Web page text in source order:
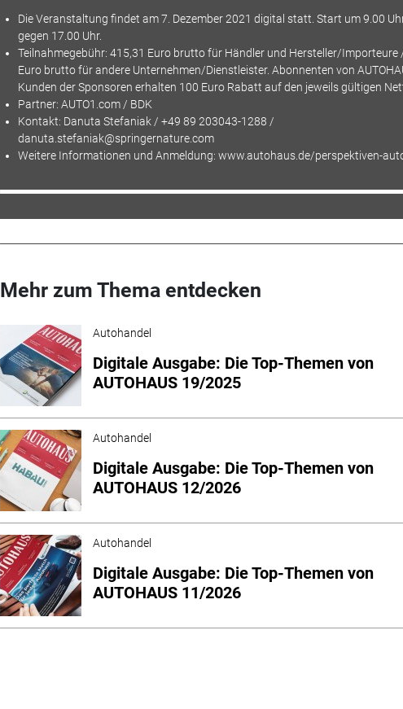
Die Veranstaltung findet am 7. Dezember 2021 digital statt. Start um 9.00
gegen 17.00 Uhr.
Teilnahmegebühr: 415,31 Euro brutto für Händler und Hersteller/Importeure
Euro brutto für andere Unternehmen/Dienstleister. Abonnenten von
Kunden der Sponsoren erhalten 100 Euro Rabatt auf den jeweils gültigen
Partner: AUTO1.com / BDK
Kontakt: Danuta Stefaniak / +49 89 203043-1288 /
danuta.stefaniak@springernature.com
Weitere Informationen und Anmeldung: www.autohaus.de/perspektiven-
Mehr zum Thema entdecken
Autohandel
Digitale Ausgabe: Die Top-Themen von
AUTOHAUS 19/2025
Autohandel
Digitale Ausgabe: Die Top-Themen von
AUTOHAUS 12/2026
Autohandel
Digitale Ausgabe: Die Top-Themen von
AUTOHAUS 11/2026